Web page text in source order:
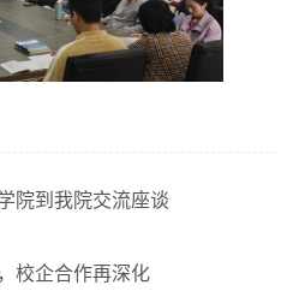
院到我院交流座谈
校企合作再深化